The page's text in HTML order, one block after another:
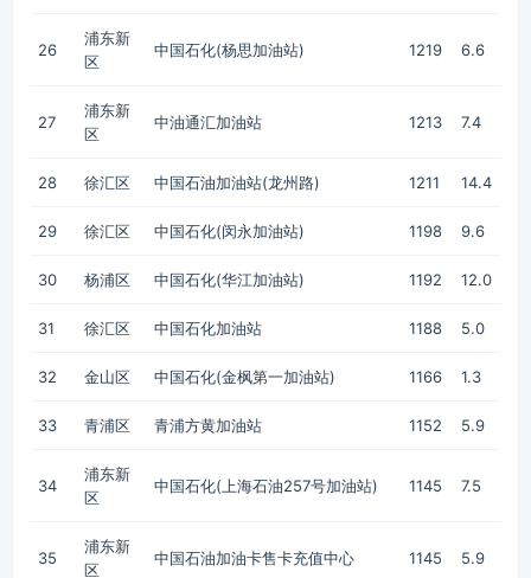
26
浦东新
区
中国石化(杨思加油站) 1219 6.6
27
浦东新
区
中油通汇加油站 1213 7.4
28 徐汇区 中国石油加油站(龙州路) 1211 14.4
29 徐汇区 中国石化(闵永加油站) 1198 9.6
30 杨浦区 中国石化(华江加油站) 1192 12.0
31 徐汇区 中国石化加油站 1188 5.0
32 金山区 中国石化(金枫第一加油站) 1166 1.3
33 青浦区 青浦方黄加油站 1152 5.9
34
浦东新
区
中国石化(上海石油257号加油站) 1145 7.5
35
浦东新
区
中国石油加油卡售卡充值中心 1145 5.9